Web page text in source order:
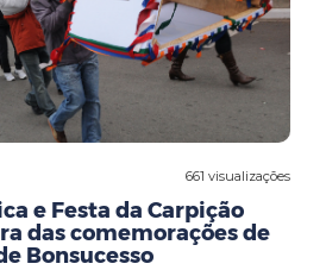
661 visualizações
e Festa da Carpição
das comemorações de
Bonsucesso